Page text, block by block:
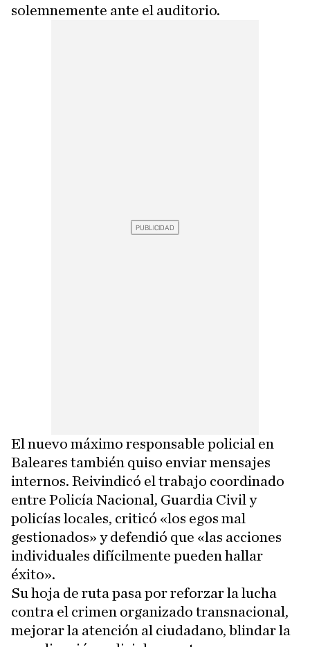
solemnemente ante el auditorio.
El nuevo máximo responsable policial en
Baleares también quiso enviar mensajes
internos. Reivindicó el trabajo coordinado
entre Policía Nacional, Guardia Civil y
policías locales, criticó «los egos mal
gestionados» y defendió que «las acciones
individuales difícilmente pueden hallar
éxito».
Su hoja de ruta pasa por reforzar la lucha
contra el crimen organizado transnacional,
mejorar la atención al ciudadano, blindar la